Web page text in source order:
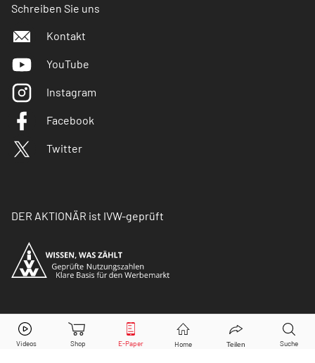
Schreiben Sie uns
Kontakt
YouTube
Instagram
Facebook
Twitter
DER AKTIONÄR ist IVW-geprüft
© Copyright 2026 Börsenmedien AG. Alle Rechte